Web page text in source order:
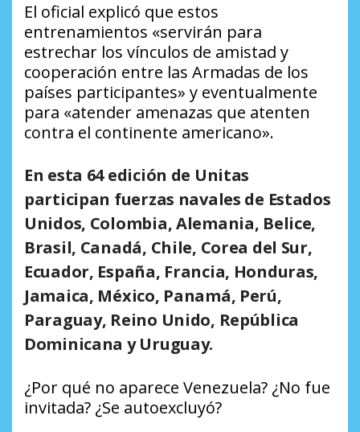
El oficial explicó que estos
entrenamientos «servirán para
estrechar los vínculos de amistad y
cooperación entre las Armadas de los
países participantes» y eventualmente
para «atender amenazas que atenten
contra el continente americano».
En esta 64 edición de Unitas
participan fuerzas navales de Estados
Unidos, Colombia, Alemania, Belice,
Brasil, Canadá, Chile, Corea del Sur,
Ecuador, España, Francia, Honduras,
Jamaica, México, Panamá, Perú,
Paraguay, Reino Unido, República
Dominicana y Uruguay.
¿Por qué no aparece Venezuela? ¿No fue
invitada? ¿Se autoexcluyó?